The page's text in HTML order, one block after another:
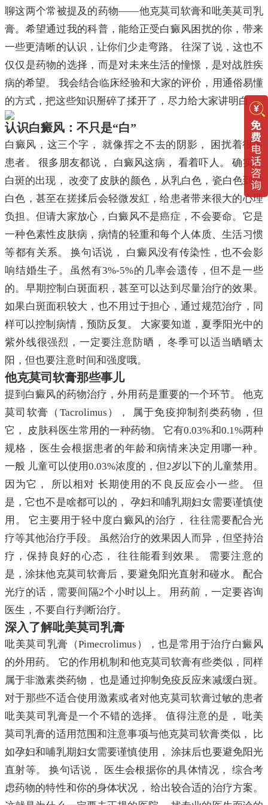
聊这两个常被提及的药物——他克莫司软膏和吡美莫司乳
膏。希望通过我的科普，能给正受白癜风困扰的你，带来
一些更清晰的认识，让你们少走弯路。 往深了说，这也不
仅仅是药物的选择，而是对未来生活的憧憬，是对战胜疾
病的希望。 我会结合临床经验和大家的评价，用通俗易懂
的方式，把这些知识掰碎了揉开了，尽力给大家讲明白。
认识白癜风：不只是“白”
白癜风，这三个字， 就像挥之不去的阴影， 困扰着很多
患者。 很多朋友都说， 白癜风这病， 看着吓人。 确实，
白斑的出现， 改变了皮肤的颜色，从乳白色，瓷白色到云
白色，甚至在搓揉后会轻微发紅，给患者带来很大的心理
负担。但请大家放心，白癜风不是癌症，不会要命。它是
一种色素性皮肤病，病情的轻重和每个人体质、生活习惯
等都有关系。 换句话说， 白癜风没有传染性，也不会影
响结婚生子。虽然有3%-5%的几率会遗传，但不是一些
的。早期控制白斑面积，甚至可以达到尽量治疗的效果。
如果白斑面积较大，也不用过于担心，通过规范治疗，同
样可以控制病情，预防反复。 大家要知道，夏季阳光中的
紫外线很强烈，一定要注意防晒， 冬季可以适当晒晒太
阳，但也要注意时间和强度哦。
他克莫司软膏那些事儿
提到白癜风的药物治疗，外用药是重要的一个环节。 他克
莫司软膏（Tacrolimus）， 属于免疫抑制剂类药物，但
它， 皮肤科医生常用的一种药物。 它有0.03%和0.1%两种
规格， 医生会根据患者的年龄和病情来决定用哪一种。
一般 儿童可以使用0.03%浓度的，但2岁以下的儿童禁用。
因为它， 所以相对 长期使用的不良反应会小一些。 但
是，它也不是啥都可以的， 孕妇和哺乳期妇女需要谨慎使
用。 它主要用于轻中度白癜风的治疗， 往往需要配合光
疗等其他治疗手段。 虽然治疗的效果因人而异，但坚持治
疗，保持良好的心态， 往往能看到效果。 需要注意的
是，涂抹他克莫司软膏后，要避免阳光直射和碰水。 配合
光疗的话，需要间隔2个小时以上。 用药前，一定要咨询
医生，不要自行判断治疗。
深入了解吡美莫司乳膏
吡美莫司乳膏（Pimecrolimus），也是常用于治疗白癜风
的外用药。 它的作用机制和他克莫司软膏有些类似，同样
属于非激素类药物， 也是通过抑制免疫反应来减缓白斑。
对于那些不适合使用激素或者对他克莫司软膏过敏的患者
吡美莫司乳膏是一个不错的选择。 值得注意的是， 吡美
莫司乳膏的适用范围和注意事项与他克莫司软膏类似， 比
如孕妇和哺乳期妇女需要谨慎使用， 涂抹后也要避免阳光
直射等。 换句话说， 医生会根据你的具体情况， 综合考
虑药物的特性和你的身体状况， 给出较合适的治疗方案。